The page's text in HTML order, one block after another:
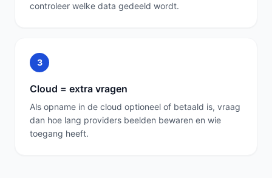
controleer welke data gedeeld wordt.
3
Cloud = extra vragen
Als opname in de cloud optioneel of betaald is, vraag
dan hoe lang providers beelden bewaren en wie
toegang heeft.